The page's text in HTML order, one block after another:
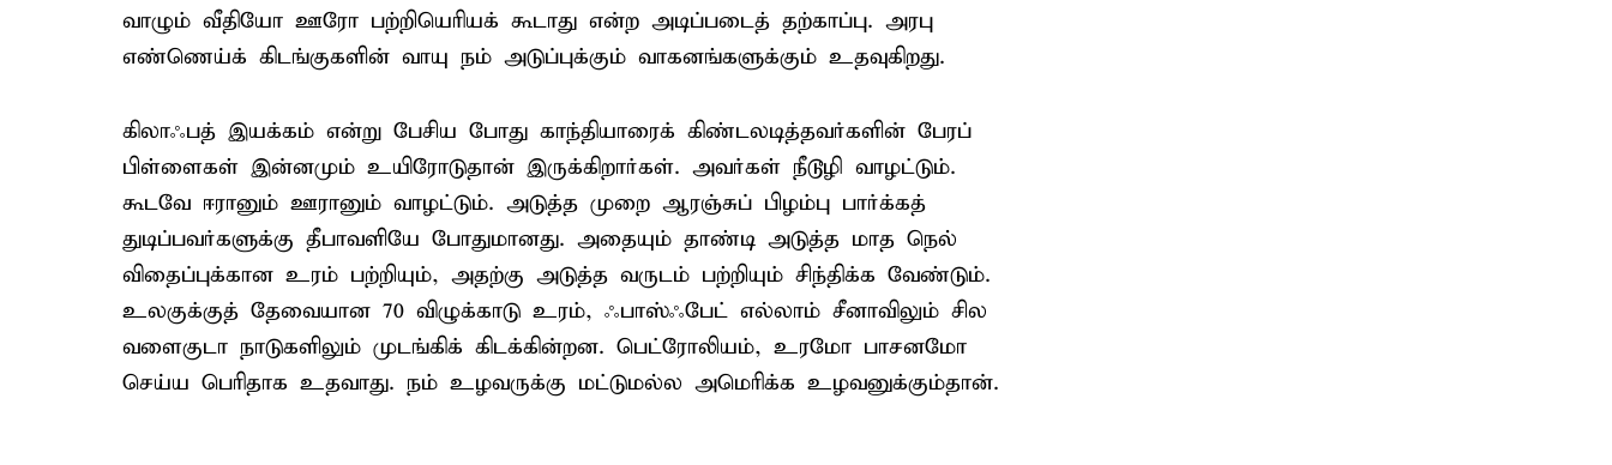
வாழும் வீதியோ ஊரோ பற்றியெரியக் கூடாது என்ற அடிப்படைத் தற்காப்பு. அரபு
எண்ணெய்க் கிடங்குகளின் வாயு நம் அடுப்புக்கும் வாகனங்களுக்கும் உதவுகிறது.
கிலாஃபத் இயக்கம் என்று பேசிய போது காந்தியாரைக் கிண்டலடித்தவர்களின் பேரப்
பிள்ளைகள் இன்னமும் உயிரோடுதான் இருக்கிறார்கள். அவர்கள் நீடூழி வாழட்டும்.
கூடவே ஈரானும் ஊரானும் வாழட்டும். அடுத்த முறை ஆரஞ்சுப் பிழம்பு பார்க்கத்
துடிப்பவர்களுக்கு தீபாவளியே போதுமானது. அதையும் தாண்டி அடுத்த மாத நெல்
விதைப்புக்கான உரம் பற்றியும், அதற்கு அடுத்த வருடம் பற்றியும் சிந்திக்க வேண்டும்.
உலகுக்குத் தேவையான 70 விழுக்காடு உரம், ஃபாஸ்ஃபேட் எல்லாம் சீனாவிலும் சில
வளைகுடா நாடுகளிலும் முடங்கிக் கிடக்கின்றன. பெட்ரோலியம், உரமோ பாசனமோ
செய்ய பெரிதாக உதவாது. நம் உழவருக்கு மட்டுமல்ல அமெரிக்க உழவனுக்கும்தான்.